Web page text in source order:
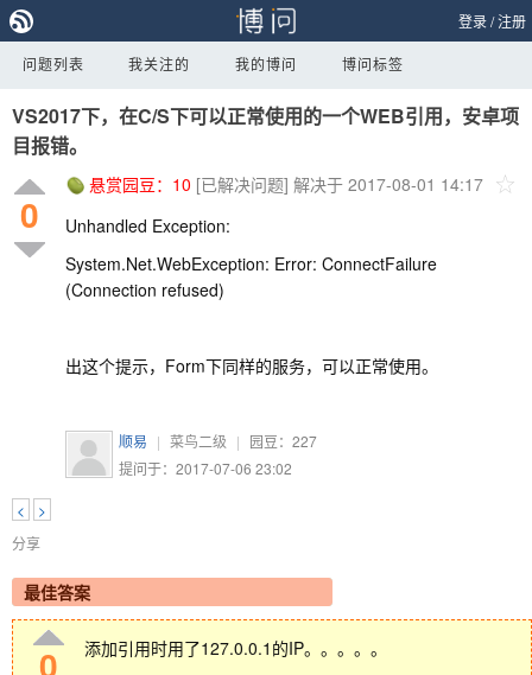
登录/注册
问题列表 我关注的 我的博问 博问标签
VS2017下，在C/S下可以正常使用的一个WEB引用，安卓项
目报错。
0
悬赏园豆： 10 [已解决问题] 解决于 2017-08-01 14:17
Unhandled Exception:
System.Net.WebException: Error: ConnectFailure
(Connection refused)
出这个提示，Form下同样的服务，可以正常使用。
顺易 | 菜鸟二级 | 园豆： 227
提问于：2017-07-06 23:02
<
>
分享
最佳答案
0 添加引用时用了127.0.0.1的IP。。。。。